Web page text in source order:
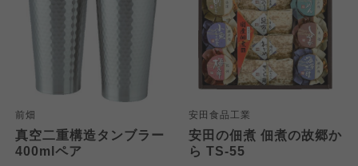
前畑
真空二重構造タンブラー
400mlペア
安田食品工業
安田の佃煮 佃煮の故郷か
ら TS-55